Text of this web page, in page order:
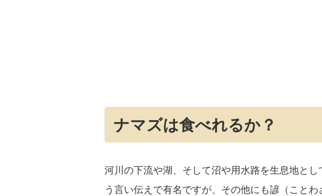
ナマズは食べれるか？
河川の下流や湖、そして沼や用水路を生息地と
う言い伝えで有名ですが、その他にも諺（こと